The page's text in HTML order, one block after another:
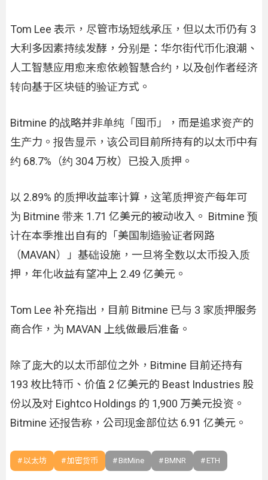
Tom Lee 表示，尽管市场短线承压，但以太币仍有 3
大利多因素持续发酵，分别是：华尔街代币化浪潮、
人工智慧应用愈来愈依赖智慧合约，以及创作者经济
转向基于区块链的验证方式。
Bitmine 的战略并非单纯「囤币」，而是追求资产的
生产力。报告显示，该公司目前所持有的以太币中有
约 68.7%（约 304 万枚）已投入质押。
以 2.89% 的质押收益率计算，这笔质押资产每年可
为 Bitmine 带来 1.71 亿美元的被动收入。 Bitmine 预
计在本季推出自有的「美国制造验证者网路
（MAVAN）」基础设施，一旦将全数以太币投入质
押，年化收益有望冲上 2.49 亿美元。
Tom Lee 补充指出，目前 Bitmine 已与 3 家质押服务
商合作，为 MAVAN 上线做最后准备。
除了庞大的以太币部位之外，Bitmine 目前还持有
193 枚比特币、价值 2 亿美元的 Beast Industries 股
份以及对 Eightco Holdings 的 1,900 万美元投资。
Bitmine 还报告称，公司现金部位达 6.91 亿美元。
以太坊 加密货币 BitMine BMNR ETH